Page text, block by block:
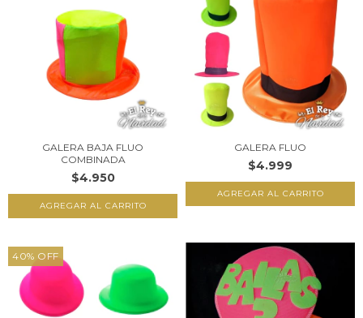
GALERA BAJA FLUO
COMBINADA
$4.950
GALERA FLUO
$4.999
40% OFF